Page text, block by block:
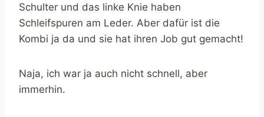
Schulter und das linke Knie haben
Schleifspuren am Leder. Aber dafür ist die
Kombi ja da und sie hat ihren Job gut gemacht!
Naja, ich war ja auch nicht schnell, aber
immerhin.